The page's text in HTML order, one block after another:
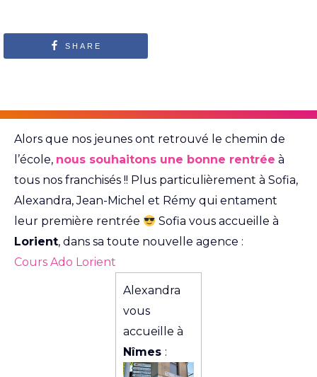
SHARE
Alors que nos jeunes ont retrouvé le chemin de
l’école, nous souhaitons une bonne rentrée à
tous nos franchisés !! Plus particulièrement à Sofia,
Alexandra, Jean-Michel et Rémy qui entament
leur première rentrée
Sofia vous accueille à
Lorient, dans sa toute nouvelle agence :
Cours Ado Lorient
Alexandra
vous
accueille à
Nîmes :